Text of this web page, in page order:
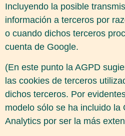
Incluyendo la posible
información a terceros por
o cuando dichos terceros
cuenta de Google.
(En este punto la AGPD
las cookies de terceros
dichos terceros. Por
modelo sólo se ha incluido la
Analytics por ser la más